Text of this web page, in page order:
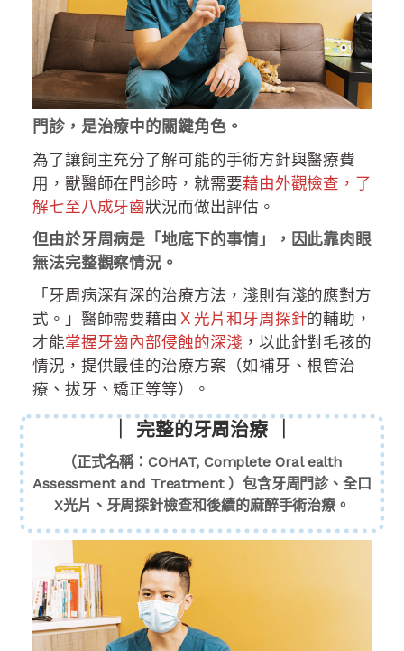
門診，是治療中的關鍵角色。
為了讓飼主充分了解可能的手術方針與醫療費
用，獸醫師在門診時，就需要藉由外觀檢查，了
解七至八成牙齒狀況而做出評估。
但由於牙周病是「地底下的事情」，因此靠肉眼
無法完整觀察情況。
「牙周病深有深的治療方法，淺則有淺的應對方
式。」醫師需要藉由 Ｘ光片和牙周探針的輔助，
才能掌握牙齒內部侵蝕的深淺 ，以此針對毛孩的
情況，提供最佳的治療方案（如補牙、根管治
療、拔牙、矯正等等）。
｜ 完整的牙周治療 ｜
（正式名稱：COHAT, Complete Oral ealth
Assessment and Treatment ）包含牙周門診、全口
X光片、牙周探針檢查和後續的麻醉手術治療。